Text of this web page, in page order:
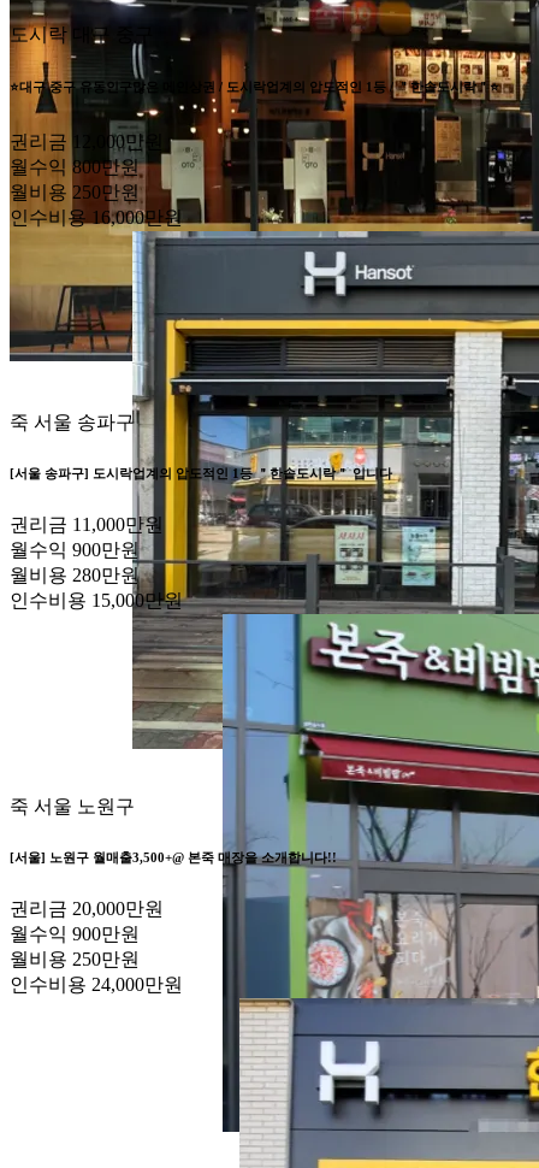
도시락 대구 중구
⭐대구 중구 유동인구많은 메인상권 / 도시락업계의 압도적인 1등 / ＂한솥도시락＂⭐
권리금
12,000만원
월수익 800만원
월비용 250만원
인수비용 16,000만원
죽 서울 송파구
[서울 송파구] 도시락업계의 압도적인 1등 ＂한솥도시락＂ 입니다
권리금 11,000만원
월수익 900만원
월비용 280만원
인수비용 15,000만원
죽 서울 노원구
[서울] 노원구 월매출3,500+@ 본죽 매장을 소개합니다!!
권리금 20,000만원
월수익 900만원
월비용 250만원
인수비용 24,000만원